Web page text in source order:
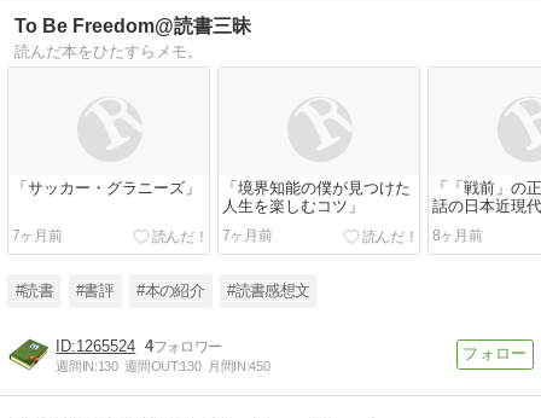
To Be Freedom@読書三昧
読んだ本をひたすらメモ。
「サッカー・グラニーズ」
7ヶ月前
「境界知能の僕が見つけた
人生を楽しむコツ」
7ヶ月前
「「戦前」の
話の日本近現
8ヶ月前
#読書 #書評 #本の紹介 #読書感想文
1265524 4
週間IN:130 週間OUT:130 月間IN:450